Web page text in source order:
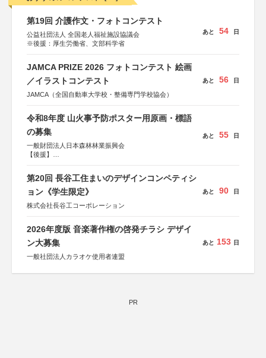
第19回 介護作文・フォトコンテスト
公益社団法人 全国老人福祉施設協議会
※後援：厚生労働省、文部科学省
あと 54 日
JAMCA PRIZE 2026 フォトコンテスト 絵画
／イラストコンテスト
JAMCA（全国自動車大学校・整備専門学校協会）
あと 56 日
令和8年度 山火事予防ポスター用原画・標語
の募集
一般財団法人日本森林林業振興会
【後援】
あと 55 日
第20回 長谷工住まいのデザインコンペティシ
ョン《学生限定》
株式会社長谷工コーポレーション
あと 90 日
2026年度版 音楽著作権の啓発チラシ デザイ
ン大募集
一般社団法人カラオケ使用者連盟
あと 153 日
PR